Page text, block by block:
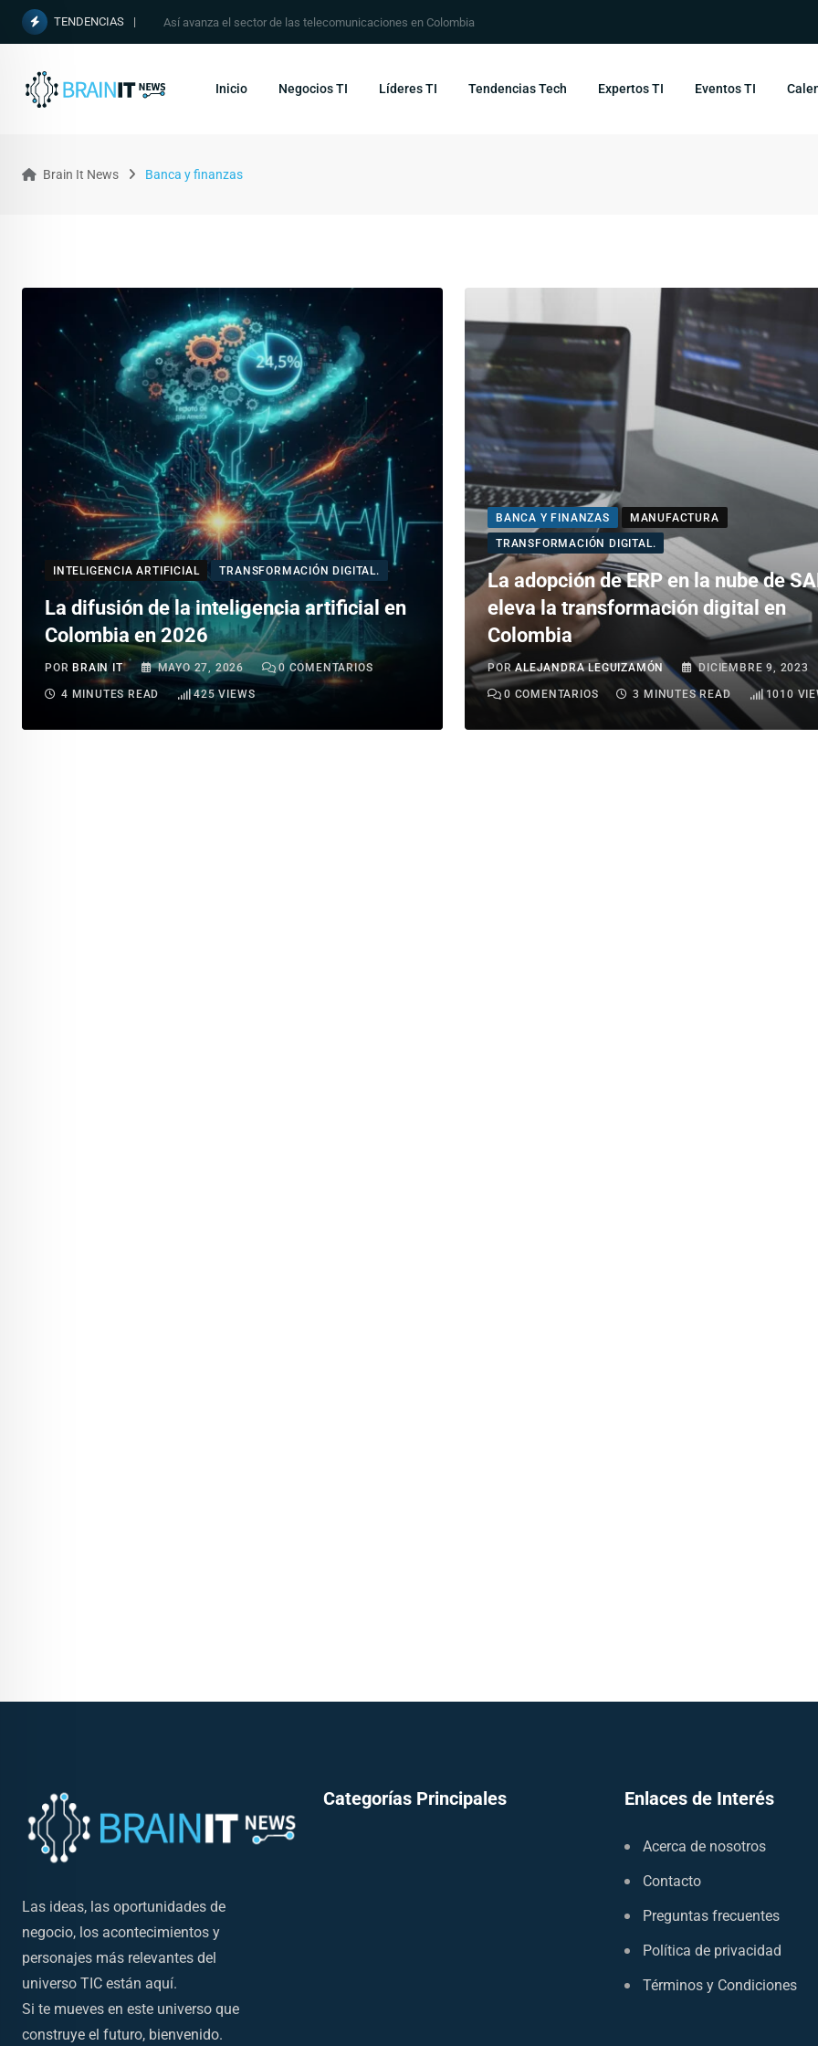
TENDENCIAS Así avanza el sector de las telecomunicaciones en Colombia
Inicio Negocios TI Líderes TI Tendencias Tech Expertos TI Eventos TI
Brain It News Banca y finanzas
INTELIGENCIA ARTIFICIAL TRANSFORMACIÓN DIGITAL.
La difusión de la inteligencia artificial en
Colombia en 2026
POR BRAIN IT MAYO 27, 2026 0 COMENTARIOS
4 MINUTES READ 425VIEWS
BANCA Y FINANZAS
MANUFACTURA
TRANSFORMACIÓN DIGITAL.
La adopción de ERP en la nube de
eleva la transformación digital en
Colombia
PORALEJANDRA LEGUIZAMÓN DICIEMBRE 9, 2023
0 COMENTARIOS 3 MINUTES READ 1010
Las ideas, las oportunidades de
negocio, los acontecimientos y
personajes más relevantes del
universo TIC están aquí.
Si te mueves en este universo que
construye el futuro, bienvenido.
Categorías Principales Enlaces de Interés
Acerca de nosotros
Contacto
Preguntas frecuentes
Política de privacidad
Términos y Condiciones